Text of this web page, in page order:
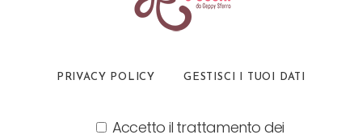
PRIVACY POLICY GESTISCI I TUOI DATI
Accetto il trattamento dei